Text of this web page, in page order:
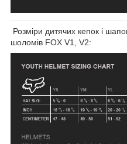
Розміри дитячих кепок і
шоломів FOX V1, V2: